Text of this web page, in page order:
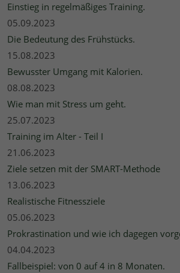
Einstieg in regelmäßiges Training.
05.09.2023
Die Bedeutung des Frühstücks.
15.08.2023
Bewusster Umgang mit Kalorien.
08.08.2023
Wie man mit Stress um geht.
25.07.2023
Training im Alter - Teil I
21.06.2023
Ziele setzen mit der SMART-Methode
13.06.2023
Realistische Fitnessziele
05.06.2023
Prokrastination und wie ich dagegen
04.04.2023
Fallbeispiel: von 0 auf 4 in 8 Monaten.